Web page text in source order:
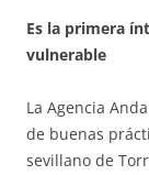
Es la primera
vulnerable
La Agencia
de buenas
sevillano de